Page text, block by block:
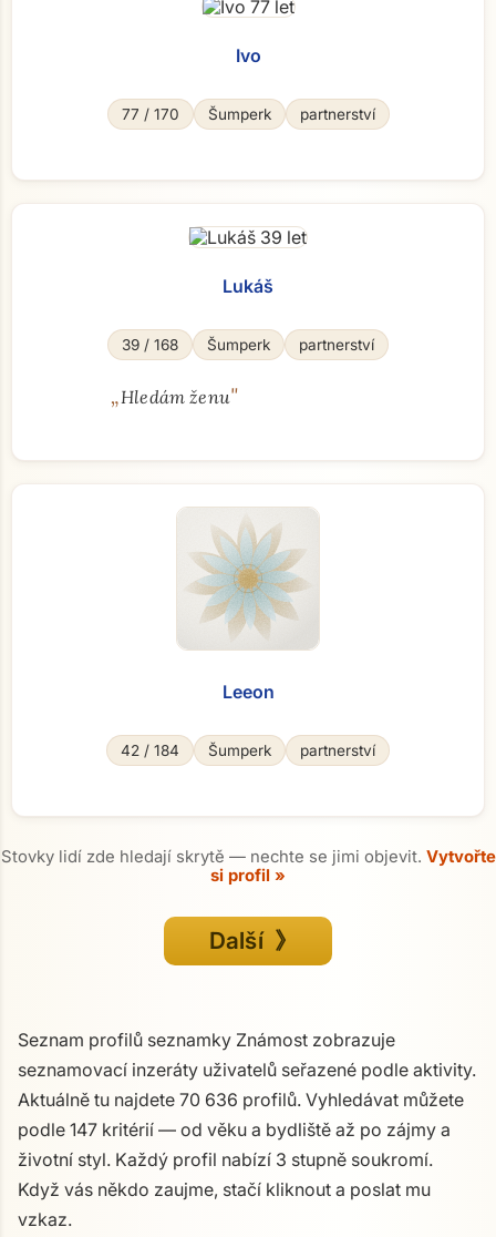
Ivo
77 / 170 Šumperk partnerství
Lukáš
39 / 168 Šumperk partnerství
„Hledám ženu"
Leeon
42 / 184 Šumperk partnerství
Stovky lidí zde hledají skrytě — nechte se jimi objevit. Vytvořte
si profil »
Další 》
Seznam profilů seznamky Známost zobrazuje
seznamovací inzeráty uživatelů seřazené podle aktivity.
Aktuálně tu najdete 70 636 profilů. Vyhledávat můžete
podle 147 kritérií — od věku a bydliště až po zájmy a
životní styl. Každý profil nabízí 3 stupně soukromí.
Když vás někdo zaujme, stačí kliknout a poslat mu
vzkaz.